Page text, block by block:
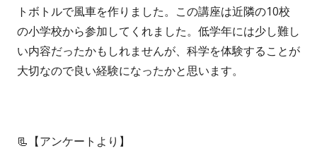
トボトルで風車を作りました。この講座は近隣の10校
の小学校から参加してくれました。低学年には少し難し
い内容だったかもしれませんが、科学を体験することが
大切なので良い経験になったかと思います。
📃【アンケートより】